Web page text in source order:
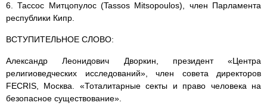
6. Тассос Митцопулос (Tassos Mitsopoulos), член Парламента
республики Кипр.
ВСТУПИТЕЛЬНОЕ СЛОВО:
Александр Леонидович Дворкин, президент «Центра
религиоведческих исследований», член совета директоров
FECRIS, Москва. «Тоталитарные секты и право человека на
безопасное существование».